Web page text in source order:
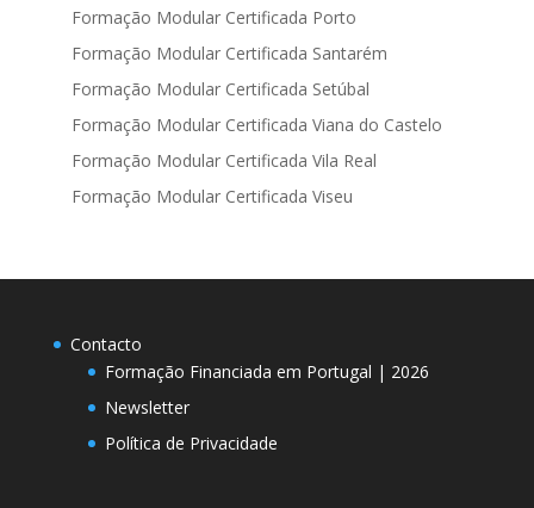
Formação Modular Certificada Porto
Formação Modular Certificada Santarém
Formação Modular Certificada Setúbal
Formação Modular Certificada Viana do Castelo
Formação Modular Certificada Vila Real
Formação Modular Certificada Viseu
Contacto
Formação Financiada em Portugal | 2026
Newsletter
Política de Privacidade